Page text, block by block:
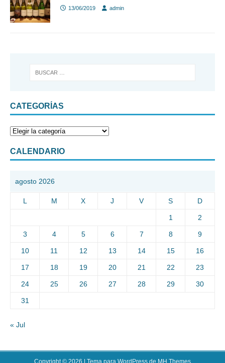
13/06/2019 admin
CATEGORÍAS
CALENDARIO
agosto 2026
L M X J V S D
1 2
3 4 5 6 7 8 9
10 11 12 13 14 15 16
17 18 19 20 21 22 23
24 25 26 27 28 29 30
31
« Jul
Copyright © 2026 | Tema para WordPress de MH Themes